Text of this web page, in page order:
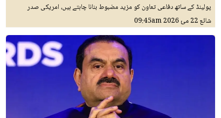
پولینڈ کے ساتھ دفاعی تعاون کو مزید مضبوط بنانا چاہتے ہیں، امریکی صدر
شائع22 مئ 2026 09:45am